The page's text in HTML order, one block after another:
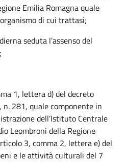
Emilia Romagna quale
di cui trattasi;
seduta l’assenso del
1, lettera d) del decreto
281, quale componente in
dell’Istituto Centrale
Leombroni della Regione
3, comma 2, lettera e) del
e le attività culturali del 7